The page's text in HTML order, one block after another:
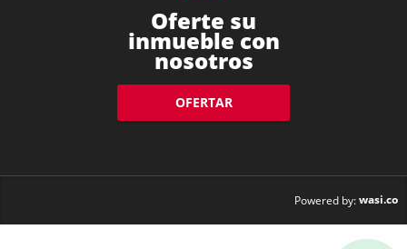
Oferte su
inmueble con
nosotros
OFERTAR
Powered by:wasi.co